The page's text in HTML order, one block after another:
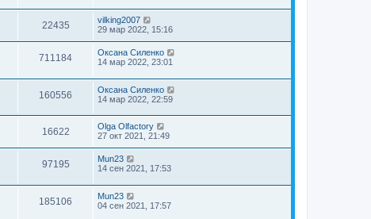
22435
vilking2007
29 мар 2022, 15:16
711184
Оксана Силенко
14 мар 2022, 23:01
160556
Оксана Силенко
14 мар 2022, 22:59
16622
Olga Olfactory
27 окт 2021, 21:49
97195
Mun23
14 сен 2021, 17:53
185106
Mun23
04 сен 2021, 17:57